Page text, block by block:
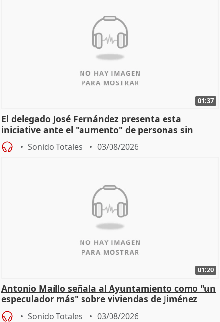
01:37
El delegado José Fernández presenta esta
iniciative ante el "aumento" de personas sin
hogar en Madri
Sonido Totales 03/08/2026
01:20
Antonio Maíllo señala al Ayuntamiento como "un
especulador más" sobre viviendas de Jiménez
Becerril
Sonido Totales 03/08/2026